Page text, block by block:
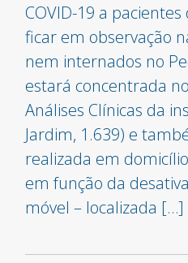
COVID-19 a
ficar em observação
nem internados no
estará concentrada
Análises Clínicas da
Jardim, 1.639) e
realizada em
em função da
móvel – localizada […]